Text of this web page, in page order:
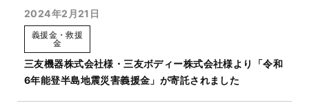
2024年2月21日
義援金・救援
金
三友機器株式会社様・三友ボディー株式会社様より「令和
6年能登半島地震災害義援金」が寄託されました